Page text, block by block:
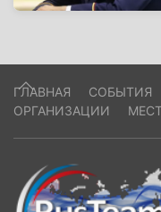
ГЛАВНАЯ СОБЫТИЯ
ОРГАНИЗАЦИИ